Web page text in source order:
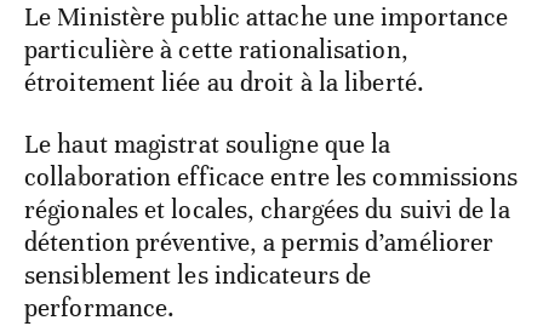
Le Ministère public attache une importance
particulière à cette rationalisation,
étroitement liée au droit à la liberté.
Le haut magistrat souligne que la
collaboration efficace entre les commissions
régionales et locales, chargées du suivi de la
détention préventive, a permis d’améliorer
sensiblement les indicateurs de
performance.